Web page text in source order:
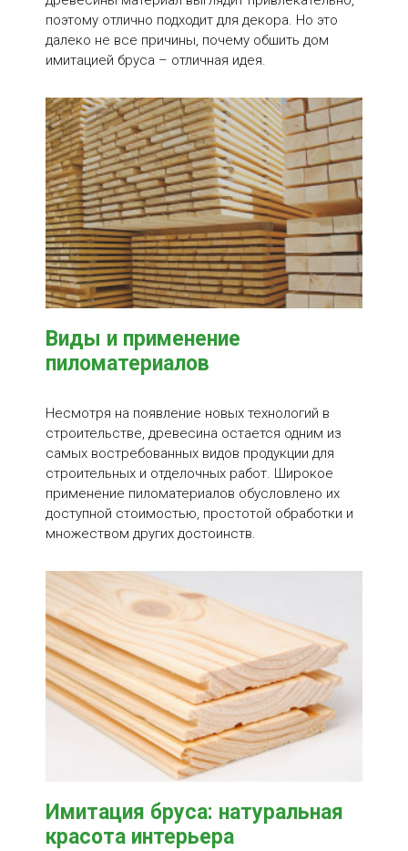
Экологичность.
Легкий и понятный монтаж.
Длительность эксплуатации.
Эстетичный внешний вид.
Для заказа имитации бруса 17*96 свяжитесь с
нашими специалистами через форму обратной
связи на сайте или по контактному телефону:
+7911-520-19-54.
поэтому отлично подходит для декора. Но это
далеко не все причины, почему обшить дом
имитацией бруса – отличная идея.
Виды и применение
пиломатериалов
Несмотря на появление новых технологий в
строительстве, древесина остается одним из
самых востребованных видов продукции для
строительных и отделочных работ. Широкое
применение пиломатериалов обусловлено их
доступной стоимостью, простотой обработки и
множеством других достоинств.
Имитация бруса: натуральная
красота интерьера